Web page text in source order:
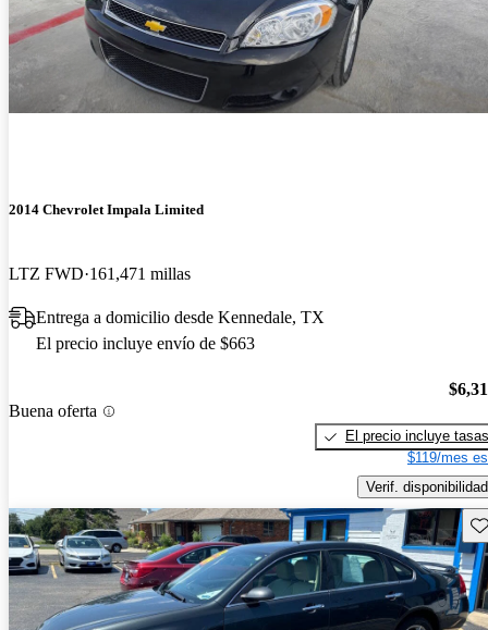
2014 Chevrolet Impala Limited
LTZ FWD 161,471 millas
Entrega a domicilio desde Kennedale, TX
El precio incluye envío de $663
Buena oferta
El precio incluye tasas
$119/mes
Verif. disponibilidad